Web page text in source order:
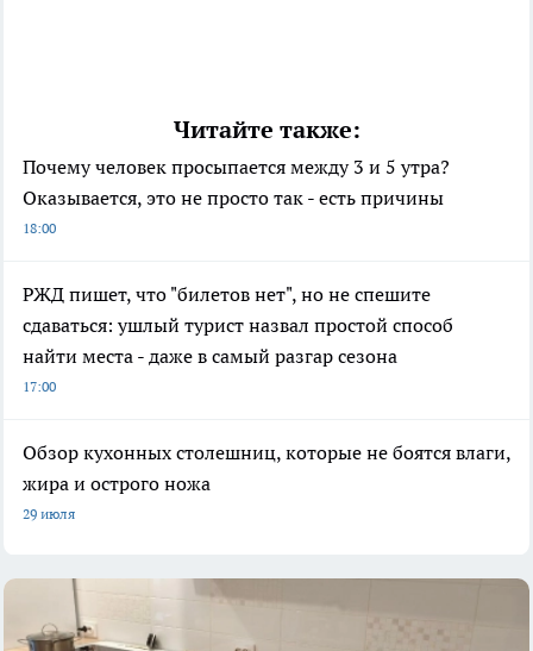
Читайте также:
Почему человек просыпается между 3 и 5 утра?
Оказывается, это не просто так - есть причины
18:00
РЖД пишет, что "билетов нет", но не спешите
сдаваться: ушлый турист назвал простой способ
найти места - даже в самый разгар сезона
17:00
Обзор кухонных столешниц, которые не боятся влаги,
жира и острого ножа
29 июля